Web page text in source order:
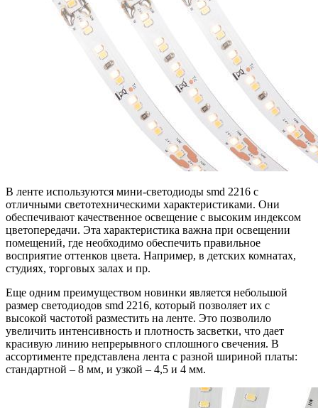
В ленте используются мини-светодиоды smd 2216 с
отличными светотехническими характеристиками. Они
обеспечивают качественное освещение с высоким индексом
цветопередачи. Эта характеристика важна при освещении
помещений, где необходимо обеспечить правильное
восприятие оттенков цвета. Например, в детских комнатах,
студиях, торговых залах и пр.
Еще одним преимуществом новинки является небольшой
размер светодиодов smd 2216, который позволяет их с
высокой частотой разместить на ленте. Это позволило
увеличить интенсивность и плотность засветки, что дает
красивую линию непрерывного сплошного свечения. В
ассортименте представлена лента с разной шириной платы:
стандартной – 8 мм, и узкой – 4,5 и 4 мм.